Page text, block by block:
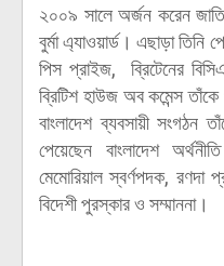
২০০৯ সালে অর্জন করেন
বুর্মা এ্যাওয়ার্ড। এছাড়া তিনি
পিস প্রাইজ, ব্রিটেনের
ব্রিটিশ হাউজ অব কমেন্স তাঁকে
বাংলাদেশ ব্যবসায়ী সংগঠন
পেয়েছেন বাংলাদেশ
মেমোরিয়াল স্বর্ণপদক, রণদা
বিদেশী পুরস্কার ও সম্মাননা।